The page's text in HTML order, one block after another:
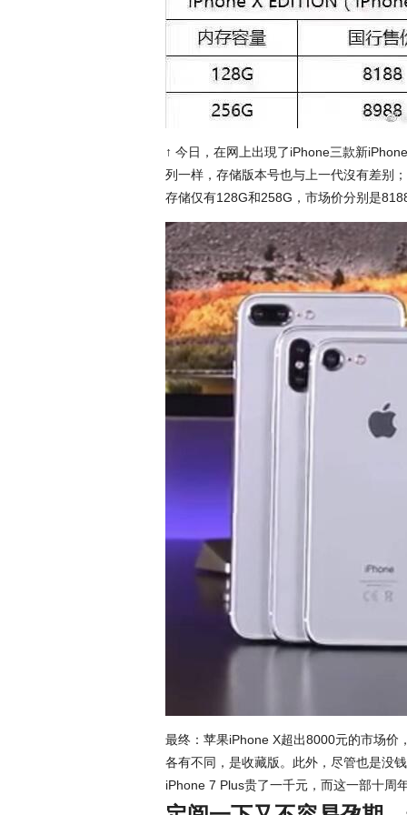
↑ 今日，在网上出現了iPhone三款新
列一样，存储版本号也与上一代沒有差别
存储仅有128G和258G，市场价分别是
最终：苹果iPhone X超出8000元的市场价
各有不同，是收藏版。此外，尽管也是没
iPhone 7 Plus贵了一千元，而这一部十周